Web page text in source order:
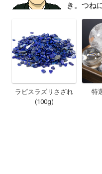
き。つね
ラピスラズリさざれ
(100g)
特